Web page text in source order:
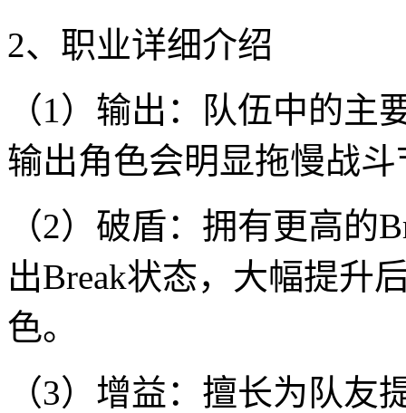
2、职业详细介绍
（1）输出：队伍中的
输出角色会明显拖慢战
（2）破盾：拥有更高的
出Break状态，大幅提升
色。
（3）增益：擅长为队